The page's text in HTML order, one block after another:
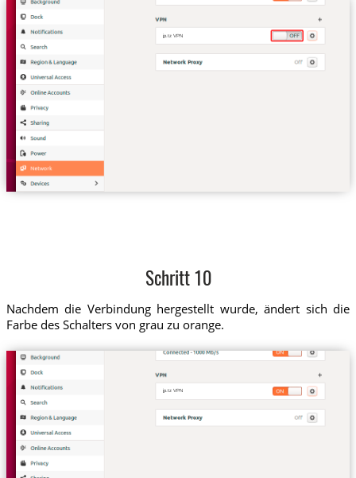
jp.tz VPN
Schritt 10
Nachdem die Verbindung hergestellt wurde, ändert sich die
Farbe des Schalters von grau zu orange.
jp.tz VPN